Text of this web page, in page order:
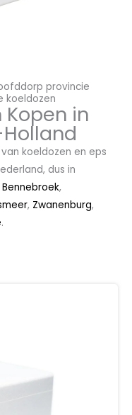
provincie
koeldozen
Kopen in
koeldozen en eps
dus in
Bennebroek,
, Zwanenburg,
.